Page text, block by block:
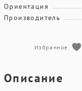
Ориентация
Производитель
Избранное
Описание